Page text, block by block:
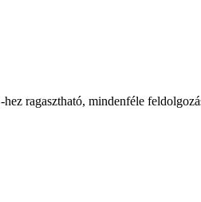
ragasztható, mindenféle